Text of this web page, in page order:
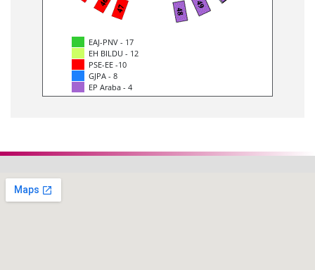
EAJ-PNV - 17
EH BILDU - 12
PSE-EE -10
GJPA - 8
EP Araba - 4